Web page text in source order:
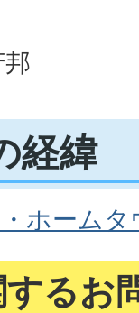
経緯
・ホーム
るお